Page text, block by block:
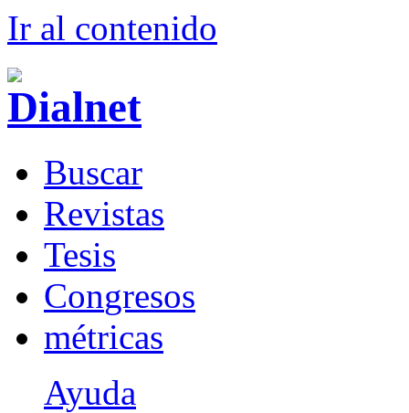
Ir al contenido
Buscar
Revistas
Tesis
Congresos
métricas
Ayuda